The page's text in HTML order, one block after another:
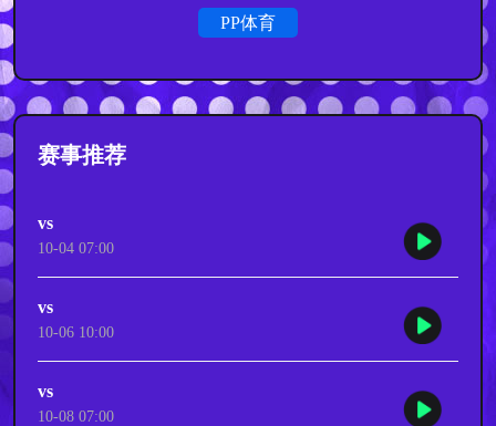
PP体育
赛事推荐
vs
10-04 07:00
vs
10-06 10:00
vs
10-08 07:00